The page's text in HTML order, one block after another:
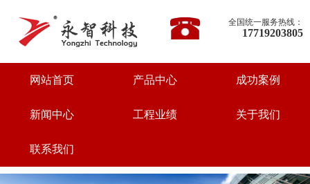
全国统一服务热线：
17719203805
网站首页 产品中心 成功案例
新闻中心 工程业绩 关于我们
联系我们